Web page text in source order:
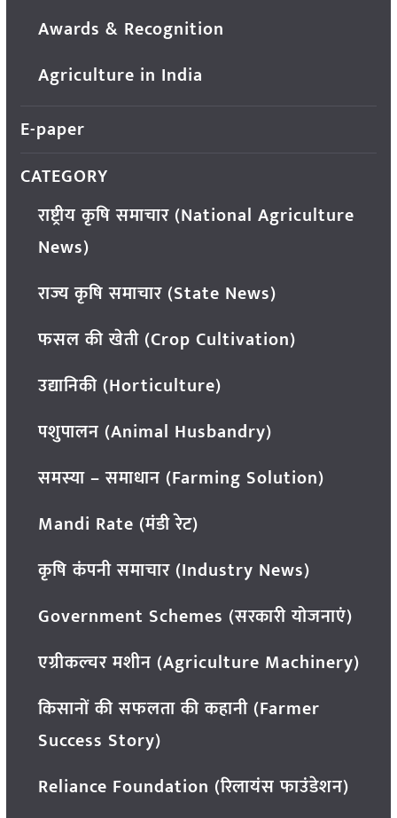
Awards & Recognition
Agriculture in India
E-paper
CATEGORY
राष्ट्रीय कृषि समाचार (National Agriculture
News)
राज्य कृषि समाचार (State News)
फसल की खेती (Crop Cultivation)
उद्यानिकी (Horticulture)
पशुपालन (Animal Husbandry)
समस्या – समाधान (Farming Solution)
Mandi Rate (मंडी रेट)
कृषि कंपनी समाचार (Industry News)
Government Schemes (सरकारी योजनाएं)
एग्रीकल्चर मशीन (Agriculture Machinery)
किसानों की सफलता की कहानी (Farmer
Success Story)
Reliance Foundation (रिलायंस फाउंडेशन)